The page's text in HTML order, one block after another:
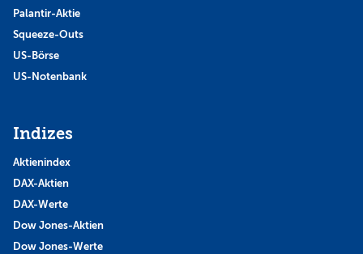
Palantir-Aktie
Squeeze-Outs
US-Börse
US-Notenbank
Indizes
Aktienindex
DAX-Aktien
DAX-Werte
Dow Jones-Aktien
Dow Jones-Werte